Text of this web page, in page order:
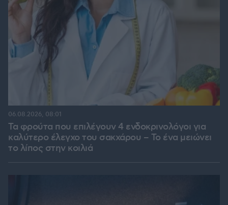
Τα φρούτα που επιλέγουν 4 ενδοκρινολόγοι για
καλύτερο έλεγχο του σακχάρου – Το ένα μειώνει
το λίπος στην κοιλιά
06.08.2026, 08:01